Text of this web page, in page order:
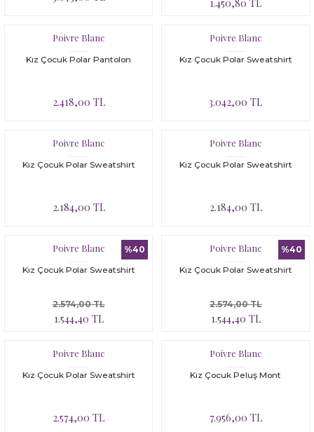
1.450,80 TL
Poivre Blanc
Kız Çocuk Polar Pantolon
2.418,00 TL
Poivre Blanc
Kız Çocuk Polar Sweatshirt
3.042,00 TL
Poivre Blanc
Kız Çocuk Polar Sweatshirt
2.184,00 TL
Poivre Blanc
Kız Çocuk Polar Sweatshirt
2.184,00 TL
%40
Poivre Blanc
Kız Çocuk Polar Sweatshirt
1.544,40 TL
2.574,00 TL
%40
Poivre Blanc
Kız Çocuk Polar Sweatshirt
1.544,40 TL
2.574,00 TL
Poivre Blanc
Kız Çocuk Polar Sweatshirt
2.574,00 TL
Poivre Blanc
Kız Çocuk Peluş Mont
7.956,00 TL